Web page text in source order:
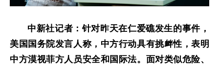
中新社记者：针对昨天在仁爱礁发生的事件，
美国国务院发言人称，中方行动具有挑衅性，表明
中方漠视菲方人员安全和国际法。面对类似危险、